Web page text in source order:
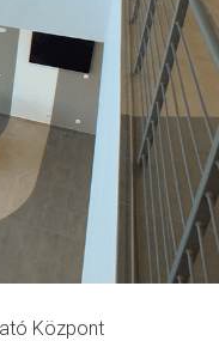
Központ